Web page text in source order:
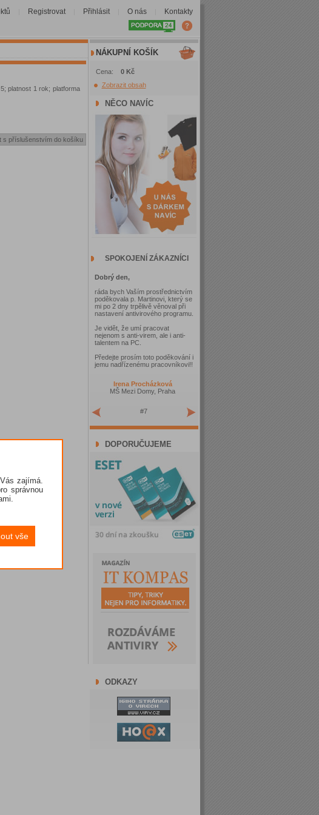
Registrovat Přihlásit O nás Kontakty
platnost 1 rok; platforma
NÁKUPNÍ KOŠÍK
Cena: 0 Kč
Zobrazit obsah
NĚCO NAVÍC
SPOKOJENÍ ZÁKAZNÍCI
Dobrý den,
ráda bych Vaším prostřednictvím
poděkovala p. Martinovi, který se
mi po 2 dny trpělivě věnoval při
nastavení antivirového programu.
Je vidět, že umí pracovat
nejenom s anti-virem, ale i anti-
talentem na PC.
Předejte prosím toto poděkování i
jemu nadřízenému pracovníkovi!!
Irena Procházková
MŠ Mezi Domy, Praha
#7
DOPORUČUJEME
ODKAZY
zajímá.
správnou
vše